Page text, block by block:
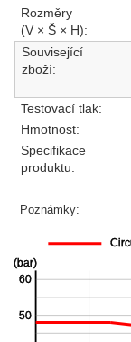
Rozměry
(V × Š × H):
Související
zboží:
Testovací tlak:
Hmotnost:
Specifikace
produktu:
Poznámky: